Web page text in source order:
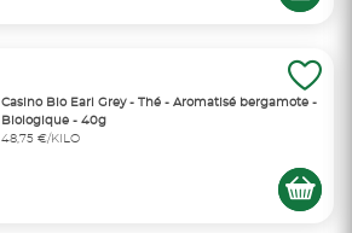
Casino Bio Earl Grey - Thé - Aromatisé bergamote -
Biologique - 40g
48,75 €/KILO